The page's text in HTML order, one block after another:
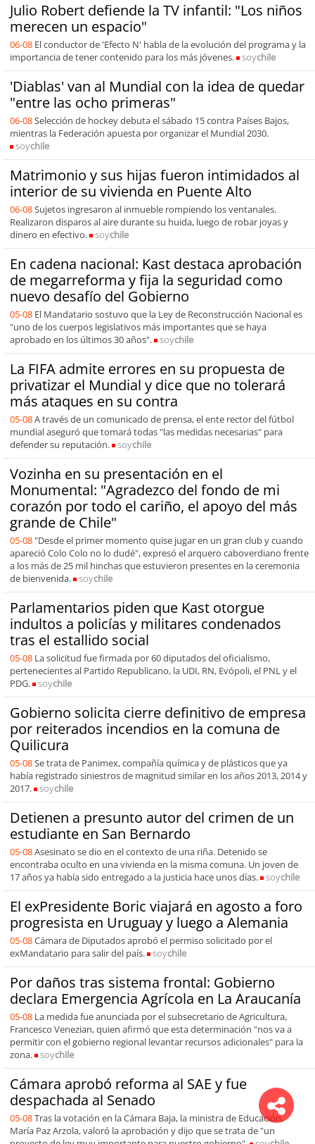
Julio Robert defiende la TV infantil: "Los niños
merecen un espacio"
06-08 El conductor de 'Efecto N' habla de la evolución del programa y la
importancia de tener contenido para los más jóvenes.
soychile
'Diablas' van al Mundial con la idea de quedar
"entre las ocho primeras"
06-08Selección de hockey debuta el sábado 15 contra Países Bajos,
mientras la Federación apuesta por organizar el Mundial 2030.
soychile
Matrimonio y sus hijas fueron intimidados al
interior de su vivienda en Puente Alto
06-08Sujetos ingresaron al inmueble rompiendo los ventanales.
Realizaron disparos al aire durante su huida, luego de robar joyas y
dinero en efectivo.
soychile
En cadena nacional: Kast destaca aprobación
de megarreforma y fija la seguridad como
nuevo desafío del Gobierno
05-08 El Mandatario sostuvo que la Ley de Reconstrucción Nacional es
"uno de los cuerpos legislativos más importantes que se haya
aprobado en los últimos 30 años".
soychile
La FIFA admite errores en su propuesta de
privatizar el Mundial y dice que no tolerará
más ataques en su contra
05-08A través de un comunicado de prensa, el ente rector del fútbol
mundial aseguró que tomará todas "las medidas necesarias" para
defender su reputación.
soychile
Vozinha en su presentación en el
Monumental: "Agradezco del fondo de mi
corazón por todo el cariño, el apoyo del más
grande de Chile"
05-08 "Desde el primer momento quise jugar en un gran club y cuando
apareció Colo Colo no lo dudé", expresó el arquero caboverdiano frente
a los más de 25 mil hinchas que estuvieron presentes en la ceremonia
de bienvenida.
soychile
Parlamentarios piden que Kast otorgue
indultos a policías y militares condenados
tras el estallido social
05-08 La solicitud fue firmada por 60 diputados del oficialismo,
pertenecientes al Partido Republicano, la UDI, RN, Evópoli, el PNL y el
PDG.
soychile
Gobierno solicita cierre definitivo de empresa
por reiterados incendios en la comuna de
Quilicura
05-08Se trata de Panimex, compañía química y de plásticos que ya
había registrado siniestros de magnitud similar en los años 2013, 2014 y
2017.
soychile
Detienen a presunto autor del crimen de un
estudiante en San Bernardo
05-08Asesinato se dio en el contexto de una riña. Detenido se
encontraba oculto en una vivienda en la misma comuna. Un joven de
17 años ya había sido entregado a la justicia hace unos días.
soychile
El exPresidente Boric viajará en agosto a foro
progresista en Uruguay y luego a Alemania
05-08Cámara de Diputados aprobó el permiso solicitado por el
exMandatario para salir del país.
soychile
Por daños tras sistema frontal: Gobierno
declara Emergencia Agrícola en La Araucanía
05-08 La medida fue anunciada por el subsecretario de Agricultura,
Francesco Venezian, quien afirmó que esta determinación "nos va a
permitir con el gobierno regional levantar recursos adicionales" para la
zona.
soychile
Cámara aprobó reforma al SAE y fue
despachada al Senado
05-08Tras la votación en la Cámara Baja, la ministra de Educación,
María Paz Arzola, valoró la aprobación y dijo que se trata de "un